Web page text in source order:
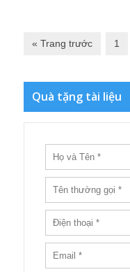
« Trang trước 1
Quà tặng tài liệu